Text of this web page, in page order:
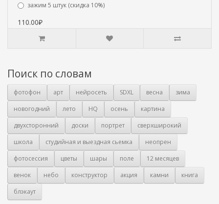
зажим 5 штук (скидка 10%)
110.00₽
Поиск по словам
фотофон арт нейросеть SDXL весна
зима
новогодний
лето HQ осень
картина
двухсторонний
доски портрет
сверхширокий
школа
студийная и выездная сьемка
неопрен
фотосессия
цветы шары поле
12 месяцев
венок
небо конструктор акция камни
книга
блэкаут